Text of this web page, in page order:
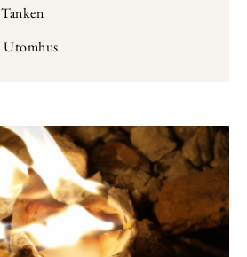
Tanken
Utomhus